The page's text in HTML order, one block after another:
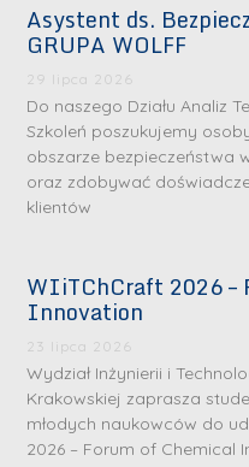
Asystent ds.
GRUPA WOLFF
29 lipca 2026
Do naszego Działu Analiz
Szkoleń poszukujemy
obszarze bezpieczeństwa
oraz zdobywać
klientów
WIiTChCraft 2026 –
Innovation
23 lipca 2026
Wydział Inżynierii i
Krakowskiej zaprasza
młodych naukowców do
2026 – Forum of Chemical